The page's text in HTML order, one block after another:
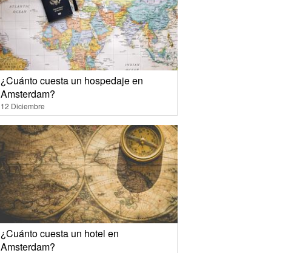
¿Cuánto cuesta un hospedaje en
Amsterdam?
12 Diciembre
¿Cuánto cuesta un hotel en
Amsterdam?